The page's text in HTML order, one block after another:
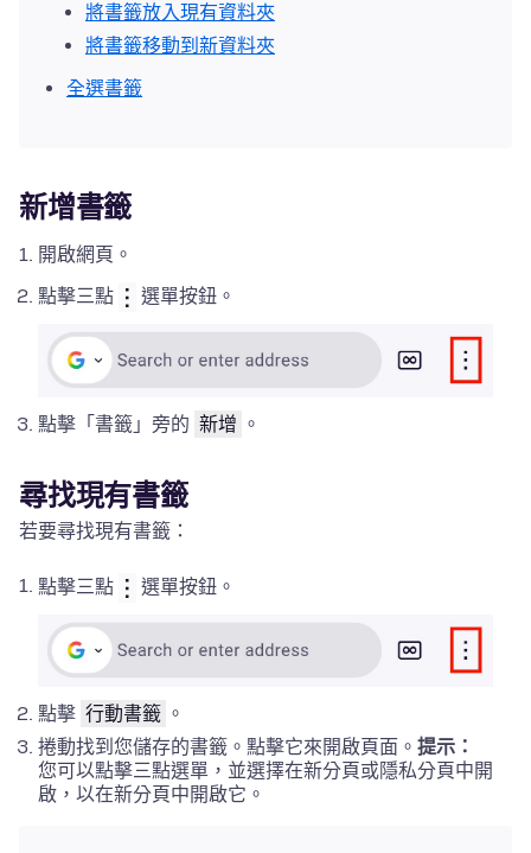
將書籤放入現有資料夾
將書籤移動到新資料夾
全選書籤
新增書籤
開啟網頁。
點擊三點
選單按鈕。
點擊「書籤」旁的 新增 。
尋找現有書籤
若要尋找現有書籤：
點擊三點 選單按鈕。
點擊 行動書籤 。
捲動找到您儲存的書籤。點擊它來開啟頁面。 提示：
您可以點擊三點選單，並選擇在新分頁或隱私分頁中開
啟，以在新分頁中開啟它。